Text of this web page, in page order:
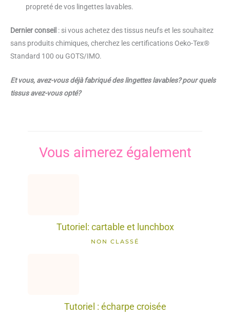
propreté de vos lingettes lavables.
Dernier conseil : si vous achetez des tissus neufs et les souhaitez
sans produits chimiques, cherchez les certifications Oeko-Tex®
Standard 100 ou GOTS/IMO.
Et vous, avez-vous déjà fabriqué des lingettes lavables? pour quels
tissus avez-vous opté?
Vous aimerez également
Tutoriel: cartable et lunchbox
NON CLASSÉ
Tutoriel : écharpe croisée